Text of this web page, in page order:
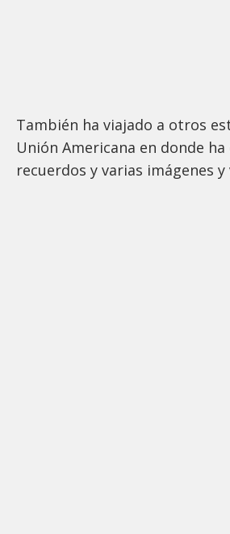
También ha viajado a otros
Unión Americana en donde
recuerdos y varias imágenes y